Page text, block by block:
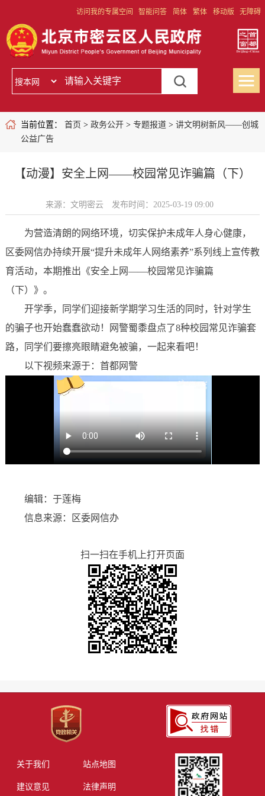
访问我的专属空间 智能问答 简体 繁体 移动版 无障碍
当前位置： 首页 > 政务公开> 专题报道> 讲文明树新风——创城
公益广告
【动漫】安全上网——校园常见诈骗篇（下）
来源：文明密云 发布时间：2025-03-19 09:00
为营造清朗的网络环境，切实保护未成年人身心健康，
区委网信办持续开展“提升未成年人网络素养”系列线上宣传教
育活动，本期推出《安全上网——校园常见诈骗篇
（下）》。
开学季，同学们迎接新学期学习生活的同时，针对学生
的骗子也开始蠢蠢欲动！网警蜀黍盘点了8种校园常见诈骗套
路，同学们要擦亮眼睛避免被骗，一起来看吧！
以下视频来源于： 首都网警
编辑：于莲梅
信息来源：区委网信办
扫一扫在手机上打开页面
关于我们 站点地图
建议意见 法律声明